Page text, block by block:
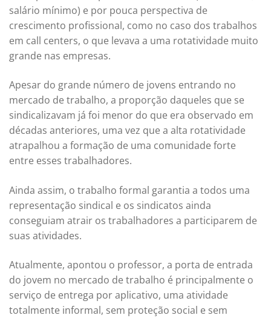
salário mínimo) e por pouca perspectiva de
crescimento profissional, como no caso dos trabalhos
em call centers, o que levava a uma rotatividade muito
grande nas empresas.
Apesar do grande número de jovens entrando no
mercado de trabalho, a proporção daqueles que se
sindicalizavam já foi menor do que era observado em
décadas anteriores, uma vez que a alta rotatividade
atrapalhou a formação de uma comunidade forte
entre esses trabalhadores.
Ainda assim, o trabalho formal garantia a todos uma
representação sindical e os sindicatos ainda
conseguiam atrair os trabalhadores a participarem de
suas atividades.
Atualmente, apontou o professor, a porta de entrada
do jovem no mercado de trabalho é principalmente o
serviço de entrega por aplicativo, uma atividade
totalmente informal, sem proteção social e sem